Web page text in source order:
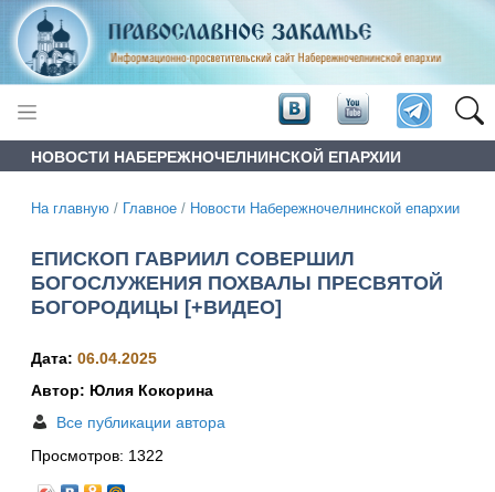
НОВОСТИ НАБЕРЕЖНОЧЕЛНИНСКОЙ ЕПАРХИИ
На главную / Главное / Новости Набережночелнинской епархии
ЕПИСКОП ГАВРИИЛ СОВЕРШИЛ
БОГОСЛУЖЕНИЯ ПОХВАЛЫ ПРЕСВЯТОЙ
БОГОРОДИЦЫ [+ВИДЕО]
Дата: 06.04.2025
Автор: Юлия Кокорина
Все публикации автора
Просмотров: 1322